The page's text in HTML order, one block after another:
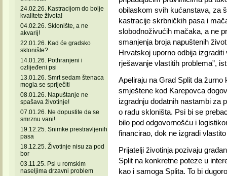
24.02.26. Kastracijom do bolje
kvalitete života!
04.02.26. Sklonište, a ne
akvarij!
22.01.26. Kad će gradsko
sklonište?
14.01.26. Pothranjeni i
ozlijeđeni psi
13.01.26. Smrt sedam štenaca
mogla se spriječiti
08.01.26. Napuštanje ne
spašava životinje!
07.01.26. Ne dopustite da se
smrznu vani!
19.12.25. Snimke prestravljenih
pasa
18.12.25. Životinje nisu za pod
bor
03.11.25. Psi u romskim
naseljima drzavni problem
obilaskom svih kućanstava, za
kastracije skrbničkih pasa i
slobodnoživućih mačaka, a ne
smanjenja broja napuštenih
Hrvatskoj uporno odbija
rješavanje vlastitih problema”,
Apeliraju na Grad Split da
smještene kod Karepovca
izgradnju dodatnih nastambi za
o radu skloništa. Psi bi se
bilo pod odgovornošću i
financirao, dok ne izgradi
Prijatelji životinja pozivaju
Split na konkretne poteze u
kao i samoga Splita. To bi